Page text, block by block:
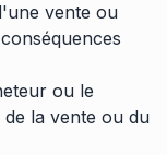
vente ou
ou le
la vente ou du